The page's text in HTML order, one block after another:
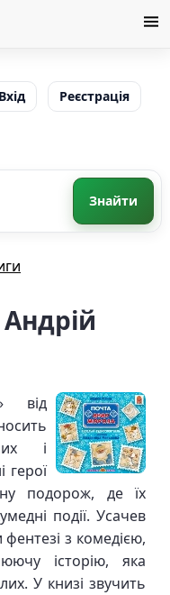
Вхід Реєстрація
Знайти
від
і
герої
подорож, де їх
події. Усачев
з комедією,
історію, яка
У книзі звучить